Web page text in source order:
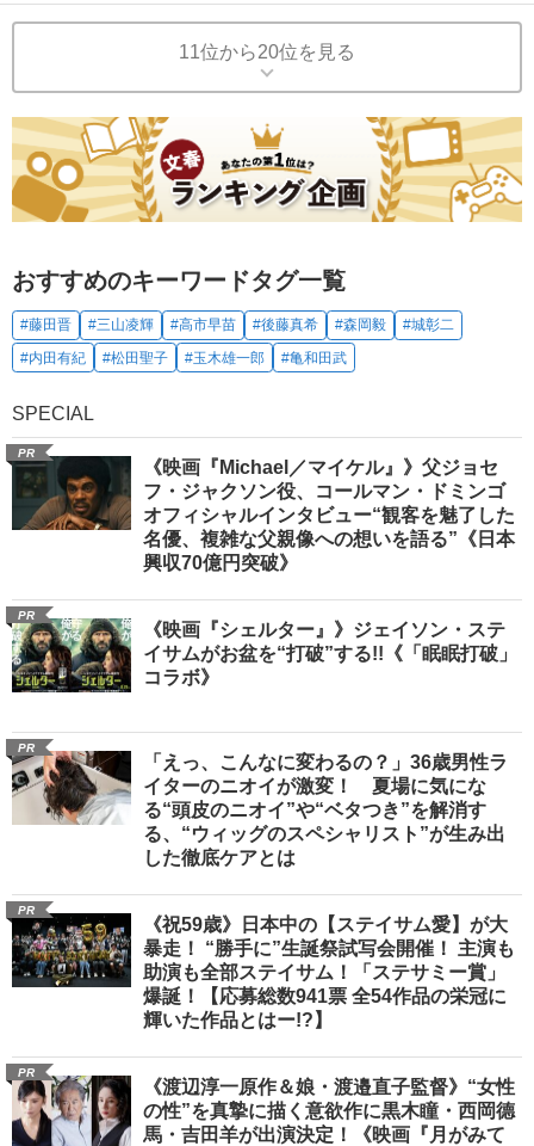
11位から20位を見る
おすすめのキーワードタグ一覧
#藤田晋 #三山凌輝 #高市早苗 #後藤真希 #森岡毅
#城彰二
#内田有紀
#松田聖子 #玉木雄一郎 #亀和田武
SPECIAL
PR
《映画『Michael／マイケル』》父ジョセ
フ・ジャクソン役、コールマン・ドミンゴ
オフィシャルインタビュー“観客を魅了した
名優、複雑な父親像への想いを語る”《日本
興収70億円突破》
PR
《映画『シェルター』》ジェイソン・ステ
イサムがお盆を“打破”する!!《「眠眠打破」
コラボ》
PR
「えっ、こんなに変わるの？」36歳男性ラ
イターのニオイが激変！ 夏場に気にな
る“頭皮のニオイ”や“ベタつき”を解消す
る、“ウィッグのスペシャリスト”が生み出
した徹底ケアとは
PR
《祝59歳》日本中の【ステイサム愛】が大
暴走！ “勝手に”生誕祭試写会開催！ 主演も
助演も全部ステイサム！「ステサミー賞」
爆誕！【応募総数941票 全54作品の栄冠に
輝いた作品とはー!?】
PR
《渡辺淳一原作＆娘・渡邉直子監督》“女性
の性”を真摯に描く意欲作に黒木瞳・西岡德
馬・吉田羊が出演決定！《映画『月がみて